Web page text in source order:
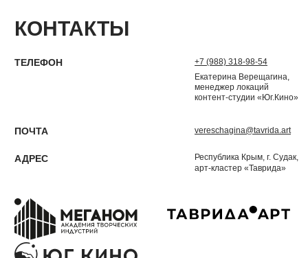
ТЕЛЕФОН
Екатерина Верещагина,
менеджер локаций
контент-студии «Юг.Кино»
ПОЧТА
+7 (988) 318-98-54
vereschagina@tavrida.art
АДРЕС
Республика Крым, г. Судак,
арт-кластер «Таврида»
КОНТАКТЫ